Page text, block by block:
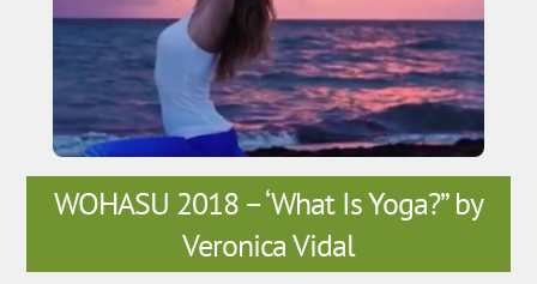
WOHASU 2018 – ‘What Is Yoga?” by
Veronica Vidal